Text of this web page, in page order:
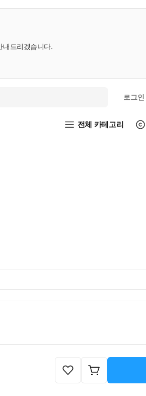
내드리겠습니다.
로그인
전체 카테고리